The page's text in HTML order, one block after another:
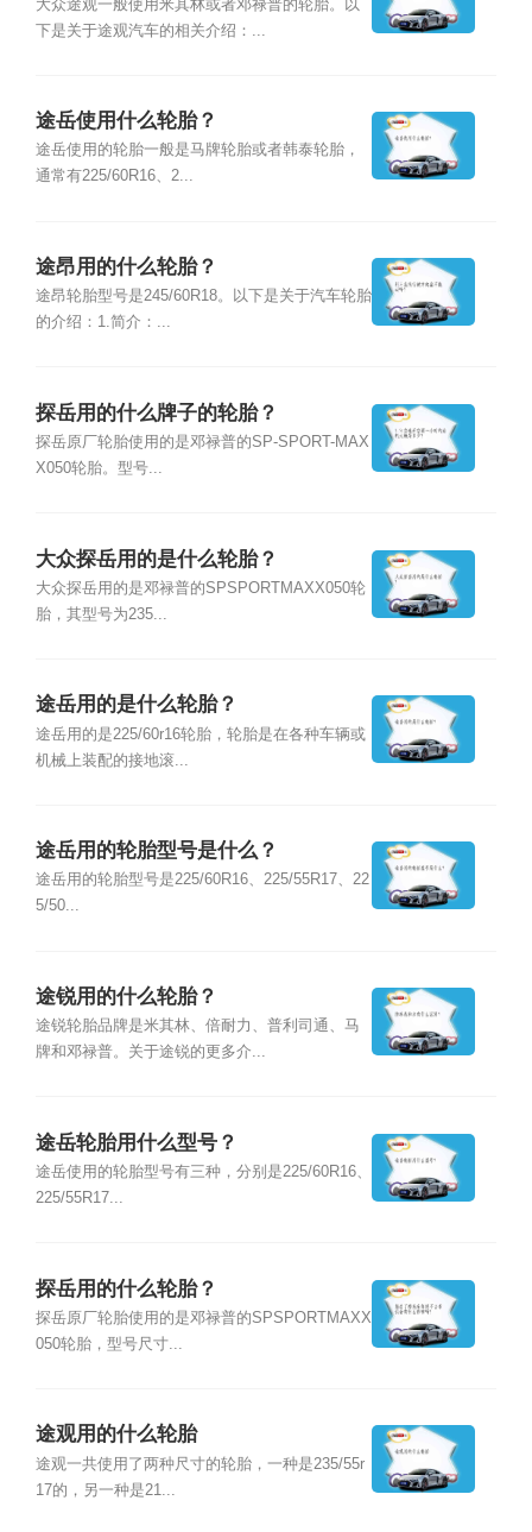
大众途观一般使用米其林或者邓禄普的轮胎。以
下是关于途观汽车的相关介绍：...
途岳使用什么轮胎？
途岳使用的轮胎一般是马牌轮胎或者韩泰轮胎，
通常有225/60R16、2...
途昂用的什么轮胎？
途昂轮胎型号是245/60R18。以下是关于汽车轮胎
的介绍：1.简介：...
探岳用的什么牌子的轮胎？
探岳原厂轮胎使用的是邓禄普的SP-SPORT-MAX
X050轮胎。型号...
大众探岳用的是什么轮胎？
大众探岳用的是邓禄普的SPSPORTMAXX050轮
胎，其型号为235...
途岳用的是什么轮胎？
途岳用的是225/60r16轮胎，轮胎是在各种车辆或
机械上装配的接地滚...
途岳用的轮胎型号是什么？
途岳用的轮胎型号是225/60R16、225/55R17、22
5/50...
途锐用的什么轮胎？
途锐轮胎品牌是米其林、倍耐力、普利司通、马
牌和邓禄普。关于途锐的更多介...
途岳轮胎用什么型号？
途岳使用的轮胎型号有三种，分别是225/60R16、
225/55R17...
探岳用的什么轮胎？
探岳原厂轮胎使用的是邓禄普的SPSPORTMAXX
050轮胎，型号尺寸...
途观用的什么轮胎
途观一共使用了两种尺寸的轮胎，一种是235/55r
17的，另一种是21...